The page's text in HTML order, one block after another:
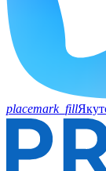
placemark_fill